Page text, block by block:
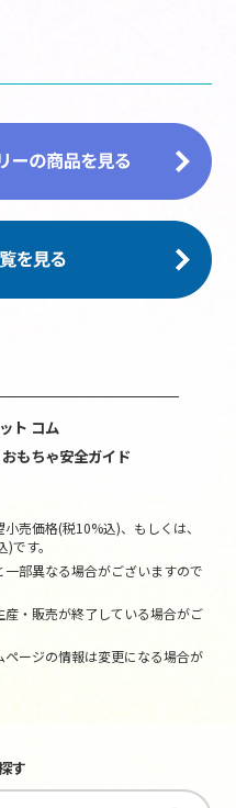
ト コム
もちゃ安全ガイド
売価格(税10%込)、もしくは、
です。
部異なる場合がございますので
・販売が終了している場合がご
ージの情報は変更になる場合が
す